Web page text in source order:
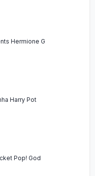
Hermione G
Harry Pot
Pop! God